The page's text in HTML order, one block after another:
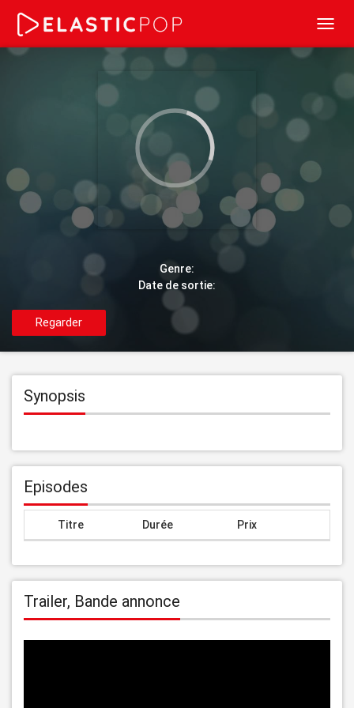
Genre:
Date de sortie:
Regarder
Synopsis
Episodes
Titre Durée Prix
Trailer, Bande annonce